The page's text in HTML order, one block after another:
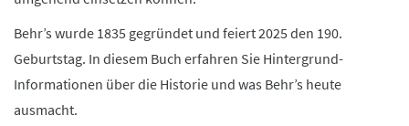
Behr’s wurde 1835 gegründet und feiert 2025 den 190.
Geburtstag. In diesem Buch erfahren Sie Hintergrund-
Informationen über die Historie und was Behr’s heute
ausmacht.